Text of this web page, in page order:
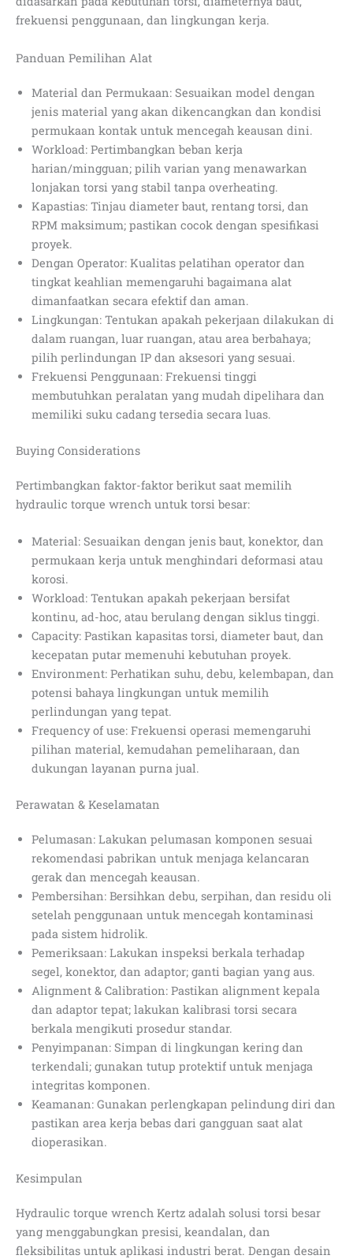
frekuensi penggunaan, dan lingkungan kerja.
Panduan Pemilihan Alat
Material dan Permukaan: Sesuaikan model dengan
jenis material yang akan dikencangkan dan kondisi
permukaan kontak untuk mencegah keausan dini.
Workload: Pertimbangkan beban kerja
harian/mingguan; pilih varian yang menawarkan
lonjakan torsi yang stabil tanpa overheating.
Kapastias: Tinjau diameter baut, rentang torsi, dan
RPM maksimum; pastikan cocok dengan spesifikasi
proyek.
Dengan Operator: Kualitas pelatihan operator dan
tingkat keahlian memengaruhi bagaimana alat
dimanfaatkan secara efektif dan aman.
Lingkungan: Tentukan apakah pekerjaan dilakukan di
dalam ruangan, luar ruangan, atau area berbahaya;
pilih perlindungan IP dan aksesori yang sesuai.
Frekuensi Penggunaan: Frekuensi tinggi
membutuhkan peralatan yang mudah dipelihara dan
memiliki suku cadang tersedia secara luas.
Buying Considerations
Pertimbangkan faktor-faktor berikut saat memilih
hydraulic torque wrench untuk torsi besar:
Material: Sesuaikan dengan jenis baut, konektor, dan
permukaan kerja untuk menghindari deformasi atau
korosi.
Workload: Tentukan apakah pekerjaan bersifat
kontinu, ad-hoc, atau berulang dengan siklus tinggi.
Capacity: Pastikan kapasitas torsi, diameter baut, dan
kecepatan putar memenuhi kebutuhan proyek.
Environment: Perhatikan suhu, debu, kelembapan, dan
potensi bahaya lingkungan untuk memilih
perlindungan yang tepat.
Frequency of use: Frekuensi operasi memengaruhi
pilihan material, kemudahan pemeliharaan, dan
dukungan layanan purna jual.
Perawatan & Keselamatan
Pelumasan: Lakukan pelumasan komponen sesuai
rekomendasi pabrikan untuk menjaga kelancaran
gerak dan mencegah keausan.
Pembersihan: Bersihkan debu, serpihan, dan residu oli
setelah penggunaan untuk mencegah kontaminasi
pada sistem hidrolik.
Pemeriksaan: Lakukan inspeksi berkala terhadap
segel, konektor, dan adaptor; ganti bagian yang aus.
Alignment & Calibration: Pastikan alignment kepala
dan adaptor tepat; lakukan kalibrasi torsi secara
berkala mengikuti prosedur standar.
Penyimpanan: Simpan di lingkungan kering dan
terkendali; gunakan tutup protektif untuk menjaga
integritas komponen.
Keamanan: Gunakan perlengkapan pelindung diri dan
pastikan area kerja bebas dari gangguan saat alat
dioperasikan.
Kesimpulan
Hydraulic torque wrench Kertz adalah solusi torsi besar
yang menggabungkan presisi, keandalan, dan
fleksibilitas untuk aplikasi industri berat. Dengan desain